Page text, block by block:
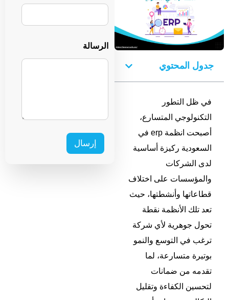
جدول المحتوي
في ظل التطور
التكنولوجي المتسارع،
أصبحت انظمة erp في
السعودية ركيزة أساسية
لدى الشركات
والمؤسسات على اختلاف
قطاعاتها وأنشطتها، حيث
تعد تلك الأنظمة نقطة
تحول جوهرية لأي شركة
ترغب في التوسع والنمو
بوتيرة متسارعة، لما
تقدمه من ضمانات
لتحسين الكفاءة وتقليل
ر
س
e
S
e
s
الرسالة
إرسال